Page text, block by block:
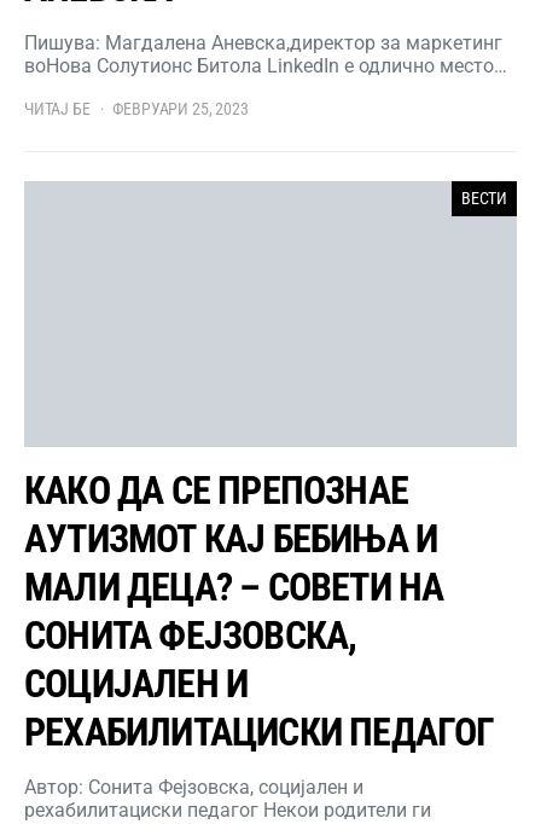
Пишува: Магдалена Аневска,директор за маркетинг
воНова Солутионс Битола LinkedIn е одлично место…
ЧИТАЈ БЕ ФЕВРУАРИ 25, 2023
ВЕСТИ
КАКО ДА СЕ ПРЕПОЗНАЕ
АУТИЗМОТ КАЈ БЕБИЊА И
МАЛИ ДЕЦА? – СОВЕТИ НА
СОНИТА ФЕЈЗОВСКА,
СОЦИЈАЛЕН И
РЕХАБИЛИТАЦИСКИ ПЕДАГОГ
Автор: Сонита Фејзовска, социјален и
рехабилитациски педагог Некои родители ги